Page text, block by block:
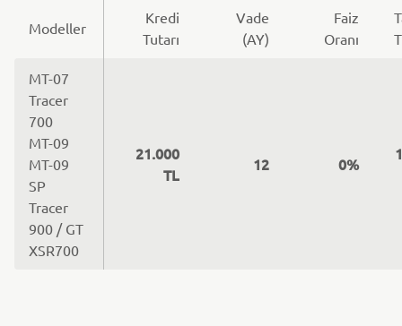
Modeller
Kredi
Tutarı
Vade
(AY)
Faiz
Oranı
MT-07
Tracer
700
MT-09
MT-09
SP
Tracer
900 / GT
XSR700
21.000
TL
12 0%